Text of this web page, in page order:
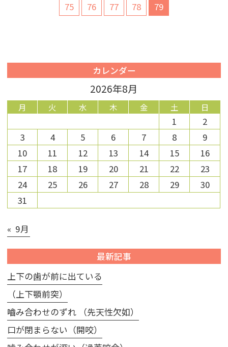
75
76 77 78 79
カレンダー
2026年8月
月 火 水 木 金 土 日
1
2
3
4 5 6 7 8
9
10
11 12 13 14 15
16
17
18 19 20 21 22
23
24
25 26 27 28 29
30
31
« 9月
最新記事
上下の歯が前に出ている
（上下顎前突）
嚙み合わせのずれ （先天性欠如）
口が閉まらない（開咬）